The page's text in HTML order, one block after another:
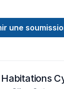
une
Habitations